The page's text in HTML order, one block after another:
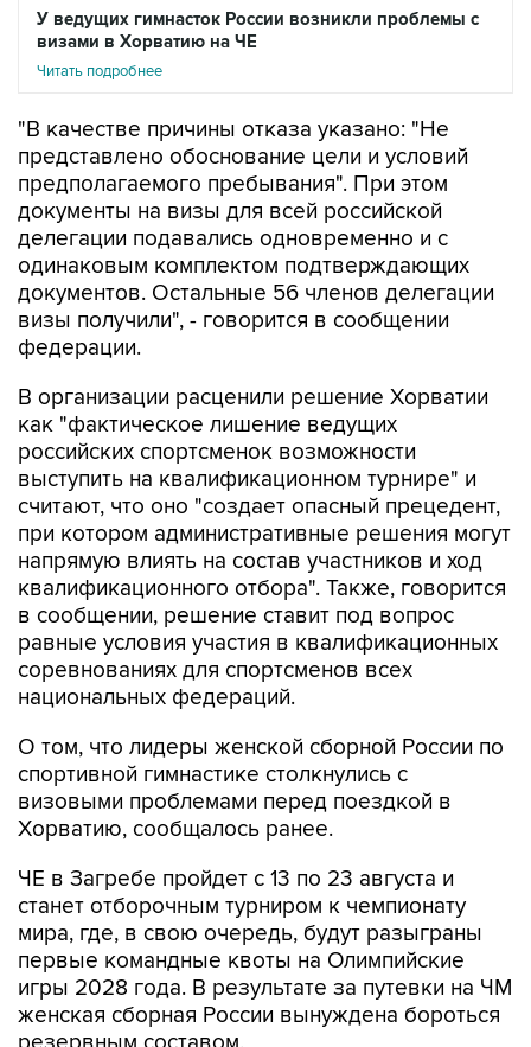
У ведущих гимнасток России возникли проблемы с
визами в Хорватию на ЧЕ
Читать подробнее
"В качестве причины отказа указано: "Не
представлено обоснование цели и условий
предполагаемого пребывания". При этом
документы на визы для всей российской
делегации подавались одновременно и с
одинаковым комплектом подтверждающих
документов. Остальные 56 членов делегации
визы получили", - говорится в сообщении
федерации.
В организации расценили решение Хорватии
как "фактическое лишение ведущих
российских спортсменок возможности
выступить на квалификационном турнире" и
считают, что оно "создает опасный прецедент,
при котором административные решения могут
напрямую влиять на состав участников и ход
квалификационного отбора". Также, говорится
в сообщении, решение ставит под вопрос
равные условия участия в квалификационных
соревнованиях для спортсменов всех
национальных федераций.
О том, что лидеры женской сборной России по
спортивной гимнастике столкнулись с
визовыми проблемами перед поездкой в
Хорватию, сообщалось ранее.
ЧЕ в Загребе пройдет с 13 по 23 августа и
станет отборочным турниром к чемпионату
мира, где, в свою очередь, будут разыграны
первые командные квоты на Олимпийские
игры 2028 года. В результате за путевки на ЧМ
женская сборная России вынуждена бороться